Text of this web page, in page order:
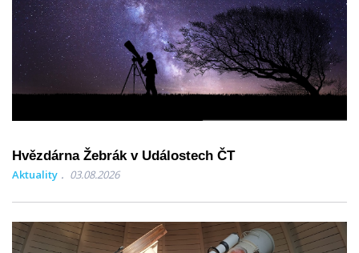
Hvězdárna Žebrák v Událostech ČT
Aktuality 03.08.2026